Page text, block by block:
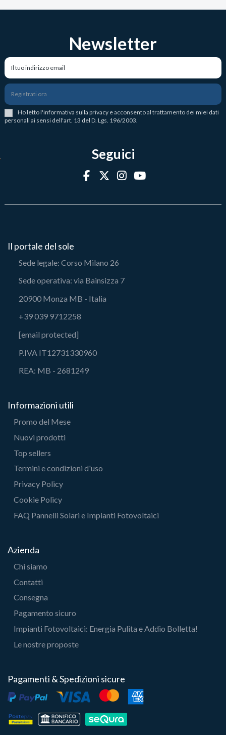
Newsletter
Registrati ora
Ho letto l'informativa sulla privacy e acconsento al trattamento dei miei dati
personali ai sensi dell'art. 13 del D. Lgs. 196/2003.
Seguici
Il portale del sole
Sede legale: Corso Milano 26
Sede operativa: via Bainsizza 7
20900 Monza MB - Italia
+39 039 9712258
[email protected]
P.IVA IT12731330960
REA: MB - 2681249
Informazioni utili
Promo del Mese
Nuovi prodotti
Top sellers
Termini e condizioni d'uso
Privacy Policy
Cookie Policy
FAQ Pannelli Solari e Impianti Fotovoltaici
Azienda
Chi siamo
Contatti
Consegna
Pagamento sicuro
Impianti Fotovoltaici: Energia Pulita e Addio Bolletta!
Le nostre proposte
Pagamenti & Spedizioni sicure